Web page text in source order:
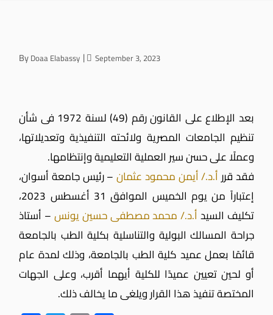
ByDoaa Elabassy September 3, 2023
بعد الإطلاع على القانون رقم (49) لسنة 1972 فى شأن
تنظيم الجامعات المصرية ولائحته التنفيذية وتعديلاتها،
وعملًا على حسن سير العملية التعليمية وإنتظامها.
فقد قررأ.د./ أيمن محمود عثمان– رئيس جامعة أسوان،
إعتباراً من يوم الخميس الموافق 31 أغسطس 2023،
تكليف السيدأ.د./ محمد مصطفى حسين يونس– أستاذ
جراحة المسالك البولية والتناسلية بكلية الطب بالجامعة
قائمًا بعمل عميد كلية الطب بالجامعة، وذلك لمدة عام
أو لحين تعيين عميدًا للكلية أيهما أقرب، وعلى الجهات
المختصة تنفيذ هذا القرار ويلغى ما يخالف ذلك.